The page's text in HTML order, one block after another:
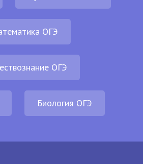
ОГЭ
ОГЭ
Биология ОГЭ